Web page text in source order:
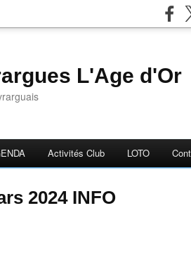
L'Age d'Or
Activités Club LOTO
2024 INFO